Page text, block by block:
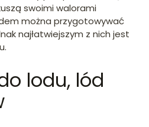
swoimi walorami
można przygotowywać
najłatwiejszym z nich jest
lodu, lód